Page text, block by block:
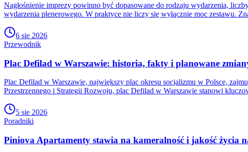
Nagłośnienie imprezy powinno być dopasowane do rodzaju wydarzenia,
wydarzenia plenerowego. W praktyce nie liczy się wyłącznie moc zestawu.
6 sie 2026
Przewodnik
Plac Defilad w Warszawie: historia, fakty i planowane
Plac Defilad w Warszawie, największy plac okresu socjalizmu w Polsce,
Przestrzennego i Strategii Rozwoju, plac Defilad w Warszawie stanowi
5 sie 2026
Poradniki
Piniova Apartamenty stawia na kameralność i jakość życia